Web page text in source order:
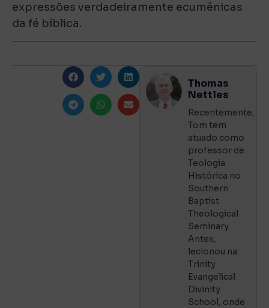
expressões verdadeiramente ecumênicas
da fé bíblica.
Thomas
Nettles
Recentemente,
Tom tem
atuado como
professor de
Teologia
Histórica no
Southern
Baptist
Theological
Seminary.
Antes,
lecionou na
Trinity
Evangelical
Divinity
School, onde